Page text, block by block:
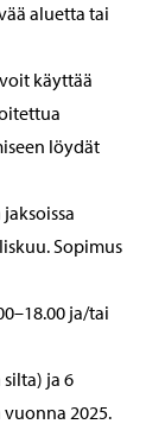
aluetta tai
käyttää
löydät
Sopimus
ja/tai
ja 6
2025.